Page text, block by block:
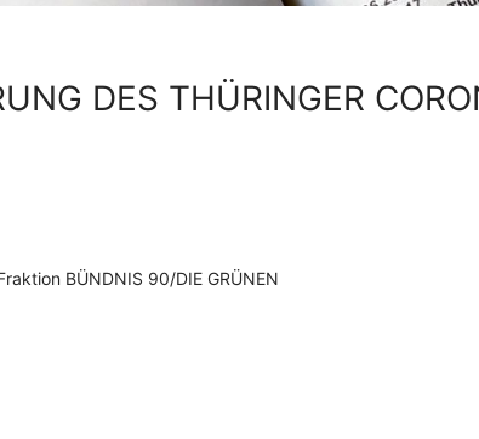
DES THÜRINGER
BÜNDNIS 90/DIE GRÜNEN